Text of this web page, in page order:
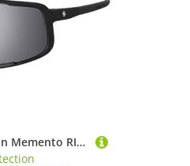
Sweet Protection Memento RIG Reflect